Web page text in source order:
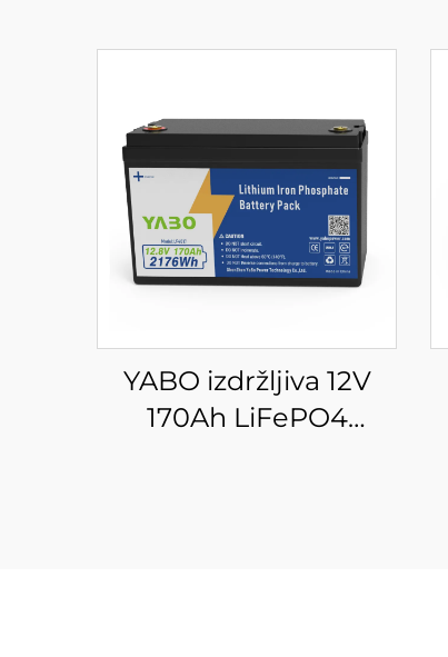
YABO izdržljiva 12V
170Ah LiFePO4